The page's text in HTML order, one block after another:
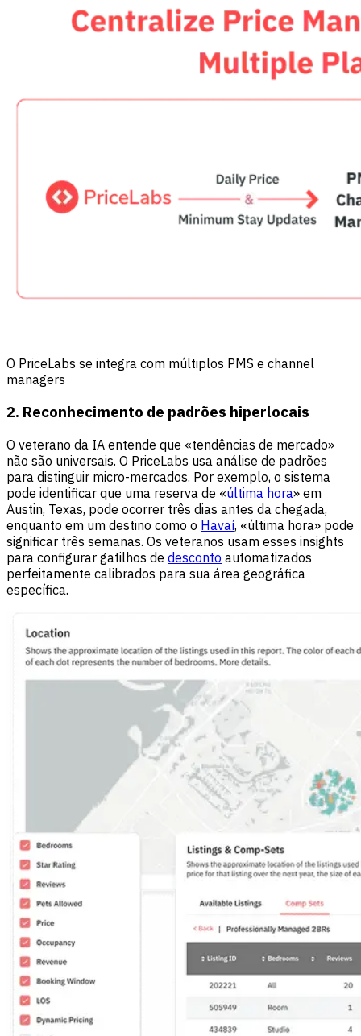
O PriceLabs se integra com múltiplos PMS e channel
managers
2. Reconhecimento de padrões hiperlocais
O veterano da IA entende que «tendências de mercado»
não são universais. O PriceLabs usa análise de padrões
para distinguir micro-mercados. Por exemplo, o sistema
pode identificar que uma reserva de «última hora» em
Austin, Texas, pode ocorrer três dias antes da chegada,
enquanto em um destino como o Havaí, «última hora» pode
significar três semanas. Os veteranos usam esses insights
para configurar gatilhos de desconto automatizados
perfeitamente calibrados para sua área geográfica
específica.